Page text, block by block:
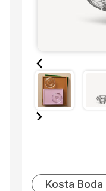
Kosta Boda